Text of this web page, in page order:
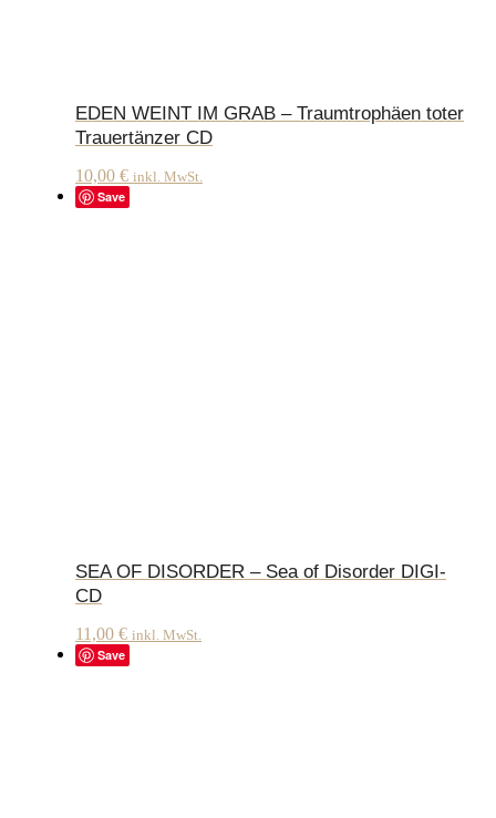
EDEN WEINT IM GRAB – Traumtrophäen toter
Trauertänzer CD
10,00 € inkl. MwSt.
Save
SEA OF DISORDER – Sea of Disorder DIGI-
CD
11,00 € inkl. MwSt.
Save